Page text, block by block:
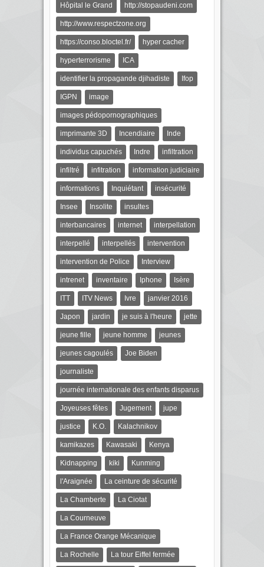
Hôpital le Grand http://stopaudeni.com
http://www.respectzone.org
https://conso.bloctel.fr/ hyper cacher
hyperterrorisme ICA
identifier la propagande djihadiste Ifop
IGPN image
images pédopornographiques
imprimante 3D Incendiaire Inde
individus capuchés Indre infiltration
infiltré infitration information judiciaire
informations Inquiétant insécurité
Insee Insolite insultes
interbancaires internet interpellation
interpellé interpellés intervention
intervention de Police Interview
intrenet inventaire Iphone Isère
ITT ITV News Ivre janvier 2016
Japon jardin je suis à l'heure jette
jeune fille jeune homme jeunes
jeunes cagoulés Joe Biden
journaliste
journée internationale des enfants disparus
Joyeuses fêtes Jugement jupe
justice K.O. Kalachnikov
kamikazes Kawasaki Kenya
Kidnapping kiki Kunming
l'Araignée La ceinture de sécurité
La Chamberte La Ciotat
La Courneuve
La France Orange Mécanique
La Rochelle La tour Eiffel fermée